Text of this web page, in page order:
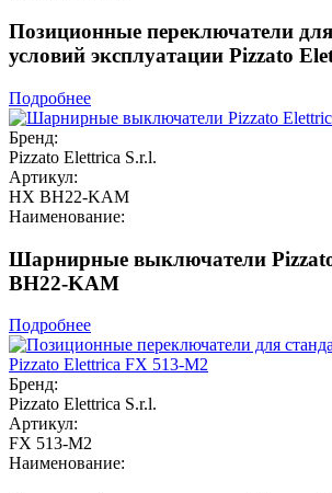
Позиционные переключатели
условий эксплуатации Pizzato
Подробнее
Бренд:
Pizzato Elettrica S.r.l.
Артикул:
HX BH22-KAM
Наименование:
Шарнирные выключатели
BH22-KAM
Подробнее
Бренд:
Pizzato Elettrica S.r.l.
Артикул:
FX 513-M2
Наименование: